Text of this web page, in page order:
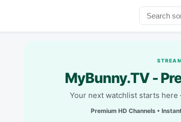
MyBunny.TV -
Your next watchlist starts
Premium HD Channels •